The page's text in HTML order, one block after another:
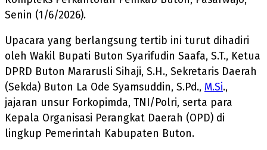
Senin (1/6/2026).
Upacara yang berlangsung tertib ini turut dihadiri
oleh Wakil Bupati Buton Syarifudin Saafa, S.T., Ketua
DPRD Buton Mararusli Sihaji, S.H., Sekretaris Daerah
(Sekda) Buton La Ode Syamsuddin, S.Pd., M.Si.,
jajaran unsur Forkopimda, TNI/Polri, serta para
Kepala Organisasi Perangkat Daerah (OPD) di
lingkup Pemerintah Kabupaten Buton.